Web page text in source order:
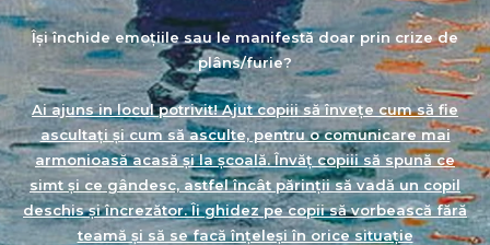
Își închide emoțiile sau le manifestă doar prin crize de
plâns/furie?
Ai ajuns in locul potrivit! Ajut copiii să învețe cum să fie
ascultați și cum să asculte, pentru o comunicare mai
armonioasă acasă și la școală. Învăț copiii să spună ce
simt și ce gândesc, astfel încât părinții să vadă un copil
deschis și încrezător. Îi ghidez pe copii să vorbească fără
teamă și să se facă înțeleși în orice situație